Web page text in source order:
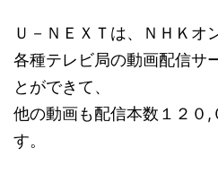
Ｕ－ＮＥＸＴは、ＮＨＫオ
各種テレビ局の動画配信サ
とができて、
他の動画も配信本数１２０,
す。